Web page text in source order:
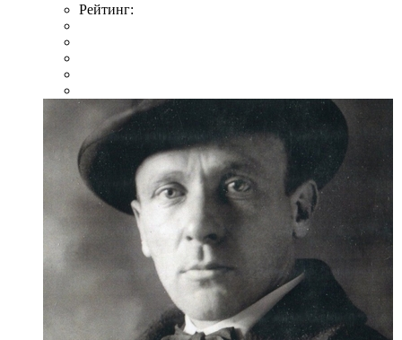
Рейтинг: